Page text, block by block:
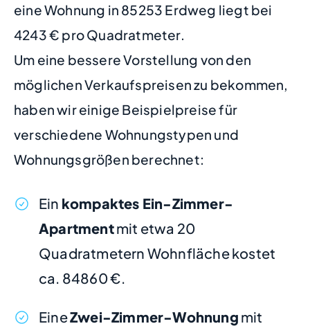
eine Wohnung in 85253 Erdweg liegt bei
4243 € pro Quadratmeter.
Um eine bessere Vorstellung von den
möglichen Verkaufspreisen zu bekommen,
haben wir einige Beispielpreise für
verschiedene Wohnungstypen und
Wohnungsgrößen berechnet:
Ein kompaktes Ein-Zimmer-
Apartmentmit etwa 20
Quadratmetern Wohnfläche kostet
ca. 84860 €.
EineZwei-Zimmer-Wohnung mit